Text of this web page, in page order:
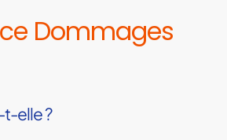
Dommages
t-elle ?